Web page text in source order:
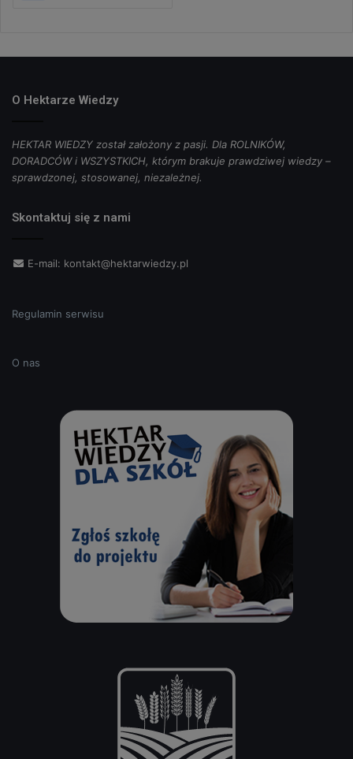
O Hektarze Wiedzy
HEKTAR WIEDZY został założony z pasji. Dla ROLNIKÓW,
DORADCÓW i WSZYSTKICH, którym brakuje prawdziwej wiedzy –
sprawdzonej, stosowanej, niezależnej.
Skontaktuj się z nami
E-mail: kontakt@hektarwiedzy.pl
Regulamin serwisu
O nas